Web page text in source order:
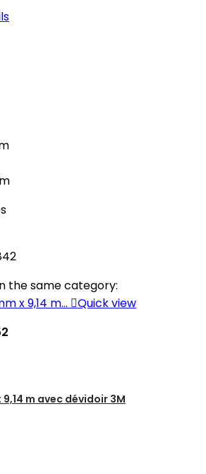
the same category:
Quick view
9,14 m avec dévidoir 3M